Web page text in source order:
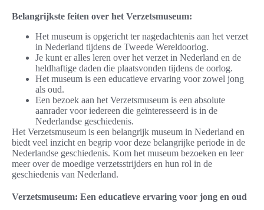
Belangrijkste feiten over het Verzetsmuseum:
Het museum is opgericht ter nagedachtenis aan het verzet
in Nederland tijdens de Tweede Wereldoorlog.
Je kunt er alles leren over het verzet in Nederland en de
heldhaftige daden die plaatsvonden tijdens de oorlog.
Het museum is een educatieve ervaring voor zowel jong
als oud.
Een bezoek aan het Verzetsmuseum is een absolute
aanrader voor iedereen die geïnteresseerd is in de
Nederlandse geschiedenis.
Het Verzetsmuseum is een belangrijk museum in Nederland en
biedt veel inzicht en begrip voor deze belangrijke periode in de
Nederlandse geschiedenis. Kom het museum bezoeken en leer
meer over de moedige verzetsstrijders en hun rol in de
geschiedenis van Nederland.
Verzetsmuseum: Een educatieve ervaring voor jong en oud